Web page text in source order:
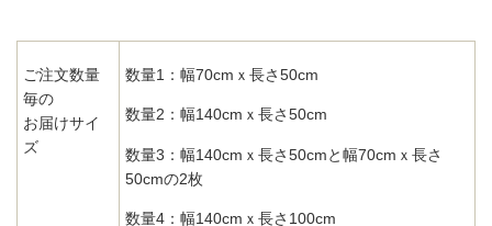
ご注文数量
毎の
お届けサイ
ズ
数量1：幅70cmｘ長さ50cm
数量2：幅140cmｘ長さ50cm
数量3：幅140cmｘ長さ50cmと幅70cmｘ長さ
50cmの2枚
数量4：幅140cmｘ長さ100cm